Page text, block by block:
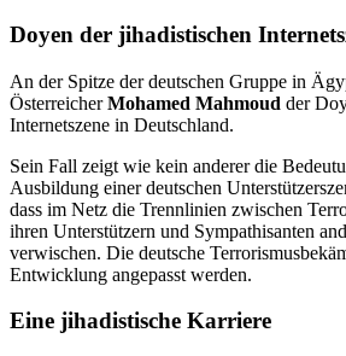
Doyen der jihadistischen
An der Spitze der deutschen Gruppe in
ÖsterreicherMohamed Mahmoud der
Internetszene in Deutschland.
Sein Fall zeigt wie kein anderer die
Ausbildung einer deutschen
dass im Netz die Trennlinien zwischen
ihren Unterstützern und Sympathisanten
verwischen. Die deutsche
Entwicklung angepasst werden.
Eine jihadistische Karriere